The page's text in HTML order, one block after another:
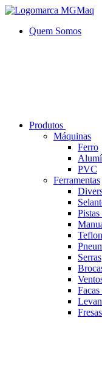
Quem Somos
Produtos
Máquinas
Ferro
PVC
Ferramentas
Serras
Fresas